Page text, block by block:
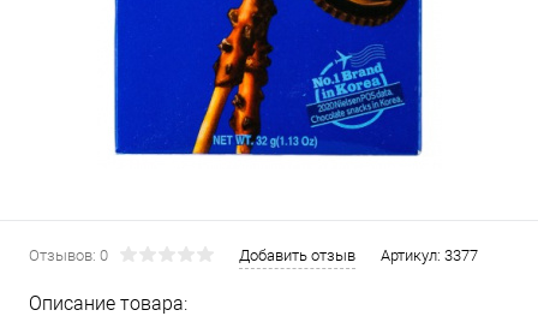
Отзывов: 0 Добавить отзыв Артикул: 3377
Описание товара: